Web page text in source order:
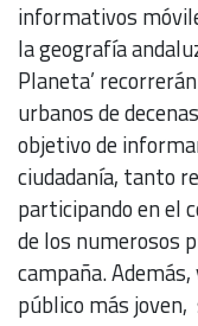
informativos
la geografía
Planeta’
urbanos de
objetivo de
ciudadanía, tanto
participando en el
de los numerosos
campaña.
público más joven,